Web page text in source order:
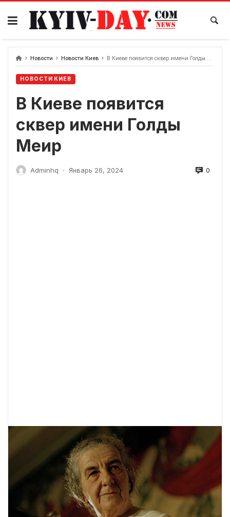
перейти
содержанию
Новости Новости Киев В Киеве появится сквер имени Голды Меир
НОВОСТИ КИЕВ
В Киеве появится
сквер имени Голды
Меир
Adminhq - Январь 26, 2024 0